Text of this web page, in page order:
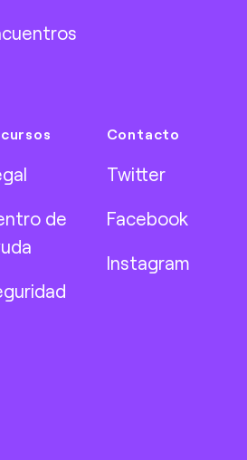
de
Contacto
Twitter
Facebook
Instagram